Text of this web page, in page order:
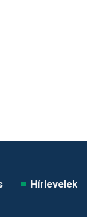
Hírlevelek